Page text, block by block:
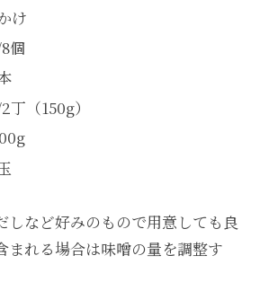
け
（150g）
しなど好みのもので用意しても良
まれる場合は味噌の量を調整す